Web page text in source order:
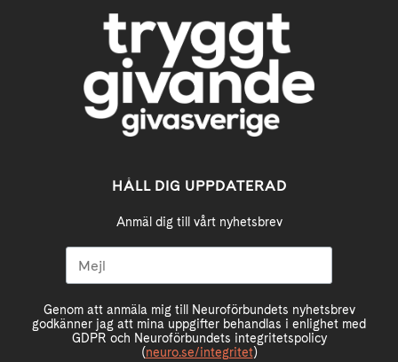
HÅLL DIG UPPDATERAD
Anmäl dig till vårt nyhetsbrev
Genom att anmäla mig till Neuroförbundets nyhetsbrev
godkänner jag att mina uppgifter behandlas i enlighet med
GDPR och Neuroförbundets integritetspolicy
(neuro.se/integritet)